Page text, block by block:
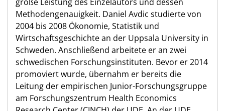
große Leistung des Einzelautors und dessen
Methodengenauigkeit. Daniel Avdic studierte von
2004 bis 2008 Ökonomie, Statistik und
Wirtschaftsgeschichte an der Uppsala University in
Schweden. Anschließend arbeitete er an zwei
schwedischen Forschungsinstituten. Bevor er 2014
promoviert wurde, übernahm er bereits die
Leitung der empirischen Junior-Forschungsgruppe
am Forschungszentrum Health Economics